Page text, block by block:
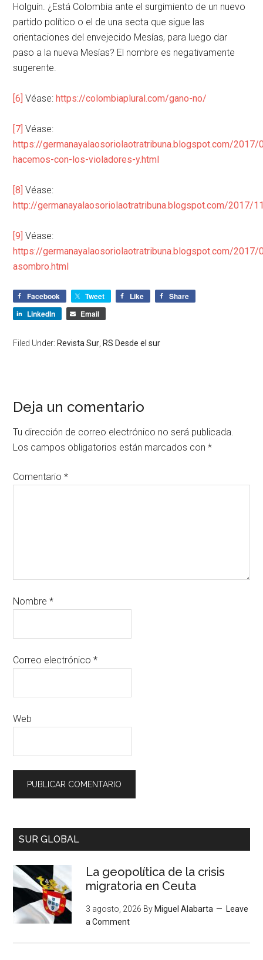
Holguín. ¿Está Colombia ante el surgimiento de un nuevo
partido político o el de una secta que sigue las
orientaciones del envejecido Mesías, para luego dar
paso a la nueva Mesías? El nombre es negativamente
sugerente.
[6] Véase:https://colombiaplural.com/gano-no/
[7] Véase:
https://germanayalaosoriolaotratribuna.blogspot.com/2017/
hacemos-con-los-violadores-y.html
[8] Véase:
http://germanayalaosoriolaotratribuna.blogspot.com/2017/
[9] Véase:
https://germanayalaosoriolaotratribuna.blogspot.com/
asombro.html
Facebook Tweet Like
Share
LinkedIn
Email
Filed Under: Revista Sur RS Desde el sur
Deja un comentario
Tu dirección de correo electrónico no será publicada.
Los campos obligatorios están marcados con*
Comentario*
Nombre*
Correo electrónico*
Web
SUR GLOBAL
La geopolítica de la crisis
migratoria en Ceuta
3 agosto, 2026 By Miguel Alabarta
Leave
a Comment